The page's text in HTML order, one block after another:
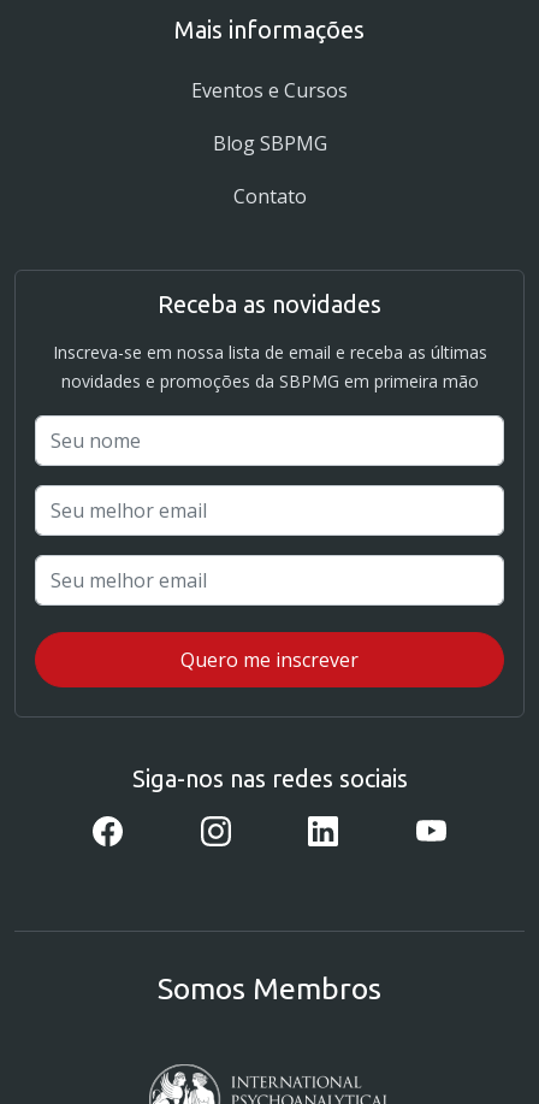
Mais informações
Eventos e Cursos
Blog SBPMG
Contato
Receba as novidades
Inscreva-se em nossa lista de email e receba as últimas
novidades e promoções da SBPMG em primeira mão
Siga-nos nas redes sociais
Somos Membros